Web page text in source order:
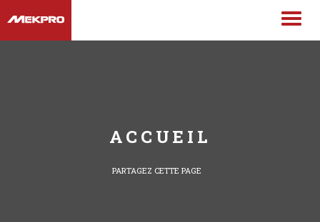
ACCUEIL
PARTAGEZ CETTE PAGE